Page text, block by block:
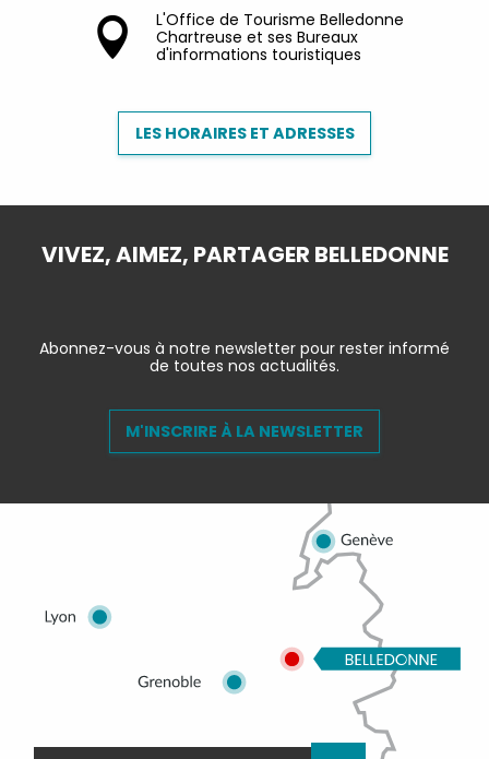
L'Office de Tourisme Belledonne
Chartreuse et ses Bureaux
d'informations touristiques
LES HORAIRES ET ADRESSES
VIVEZ, AIMEZ, PARTAGER BELLEDONNE
Abonnez-vous à notre newsletter pour rester informé
de toutes nos actualités.
M'INSCRIRE À LA NEWSLETTER